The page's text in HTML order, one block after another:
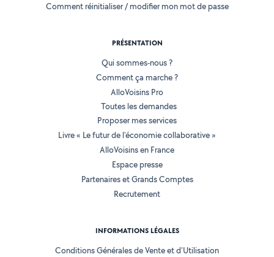
Comment réinitialiser / modifier mon mot de passe
PRÉSENTATION
Qui sommes-nous ?
Comment ça marche ?
AlloVoisins Pro
Toutes les demandes
Proposer mes services
Livre « Le futur de l'économie collaborative »
AlloVoisins en France
Espace presse
Partenaires et Grands Comptes
Recrutement
INFORMATIONS LÉGALES
Conditions Générales de Vente et d'Utilisation